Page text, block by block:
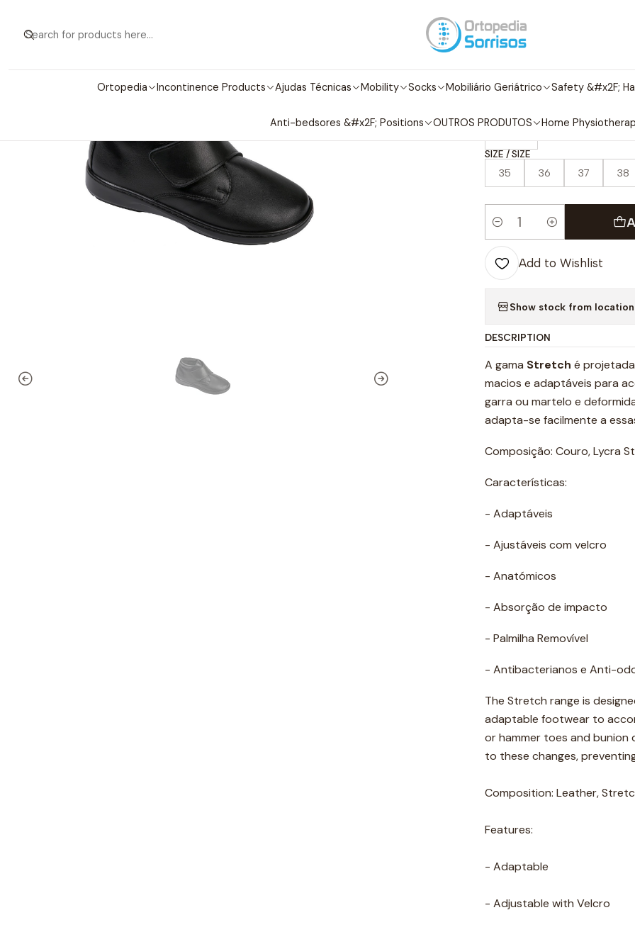
Ortopedia Incontinence Products Ajudas Técnicas Mobility Socks Mobiliário Geriátrico Safety &#x2F;
Anti-bedsores &#x2F; Positions OUTROS PRODUTOS Home
Comfort shoes
BOTAS
COLOR / COLOR
SIZE / SIZE
35 36 37 38
Quantity
Add to Wishlist
Show stock from
DESCRIPTION
A gama Stretch é
macios e adaptáveis ​​para
garra ou martelo e
adapta-se facilmente a
Composição: Couro, Lycra
Características:
- Adaptáveis
- Ajustáveis com velcro
- Anatómicos
- Absorção de impacto
- Palmilha Removível
- Antibacterianos e Anti-
The Stretch range is
adaptable footwear to
or hammer toes and
to these changes,
Composition: Leather,
Features:
- Adaptable
- Adjustable with Velcro